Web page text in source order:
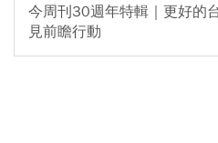
今周刊30週年特輯｜更好的
見前瞻行動